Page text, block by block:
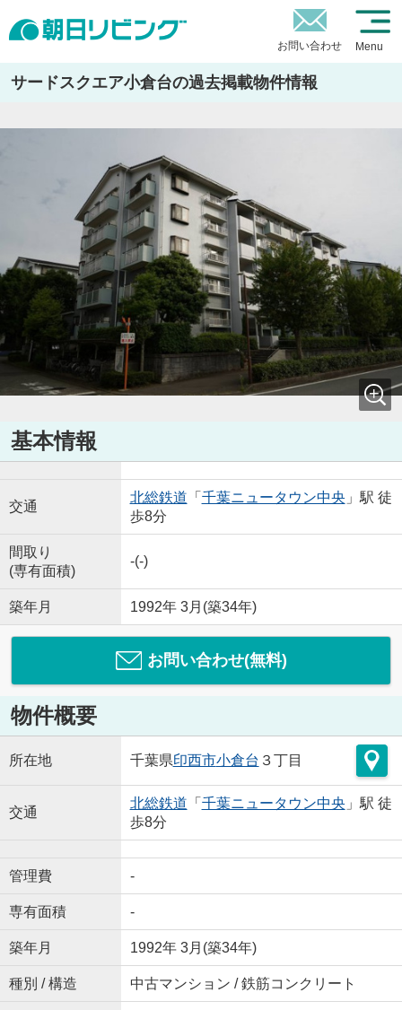
お問い合わせ Menu
サードスクエア小倉台の過去掲載物件情報
基本情報
交通
北総鉄道 「 千葉ニュータウン中央 」駅 徒
歩8分
間取り
(専有面積)
-(-)
築年月 1992年 3月(築34年)
お問い合わせ(無料)
物件概要
所在地 千葉県印西市小倉台 ３丁目
交通
北総鉄道 「 千葉ニュータウン中央 」駅 徒
歩8分
管理費 -
専有面積 -
築年月 1992年 3月(築34年)
種別 / 構造 中古マンション / 鉄筋コンクリート